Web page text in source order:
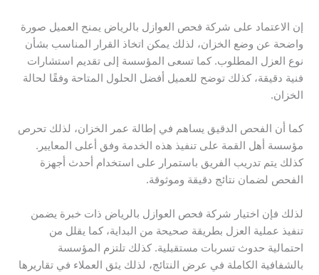
إن الاعتماد على شركة فحص العوازل بالرياض يمنح العميل صورة
واضحة عن وضع الخزان، لذلك يمكن اتخاذ القرار المناسب بشأن
نوع العزل المطلوب. كما تسعى المؤسسة إلى تقديم استشارات
فنية دقيقة، كذلك توضح للعميل أفضل الحلول المتاحة وفقًا لحالة
الخزان.
كما أن الفحص الدقيق يساهم في إطالة عمر الخزان، لذلك تحرص
مؤسسة أهل القمة على تنفيذ هذه الخدمة وفق أعلى المعايير.
كذلك يتم تدريب الفريق باستمرار على استخدام أحدث أجهزة
الفحص لضمان نتائج دقيقة وموثوقة.
لذلك فإن اختيار شركة فحص العوازل بالرياض ذات خبرة يضمن
تنفيذ عملية العزل بطريقة صحيحة من البداية، كما يقلل من
احتمالية حدوث تسربات مستقبلية. كذلك تلتزم المؤسسة
بالشفافية الكاملة في عرض النتائج، لذلك يثق العملاء في تقاريرها